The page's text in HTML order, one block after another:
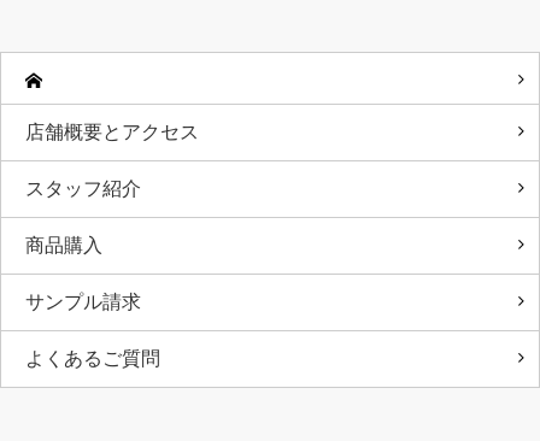
店舗概要とアクセス
スタッフ紹介
商品購入
サンプル請求
よくあるご質問